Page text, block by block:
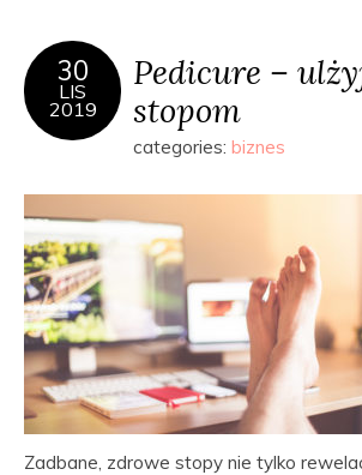
30
LIS
2019
Pedicure –
stopom
categories: biznes
Zadbane, zdrowe stopy nie tylko